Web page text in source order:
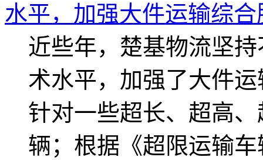
水平，加强大件运输综
近些年，楚基物流坚
术水平，加强了大件
针对一些超长、超高
辆；根据《超限运输